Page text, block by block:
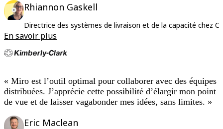
Rhiannon Gaskell
Directrice des systèmes de livraison et de la capacité chez
En savoir plus
« Miro est l’outil optimal pour collaborer avec des équipes
distribuées. J’apprécie cette possibilité d’élargir mon point
de vue et de laisser vagabonder mes idées, sans limites. »
Eric Maclean